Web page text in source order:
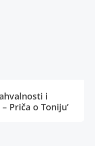
i
Priča o Toniju’